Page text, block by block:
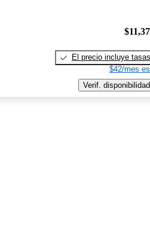
El precio incluye tasas
$42/mes
Verif. disponibilidad